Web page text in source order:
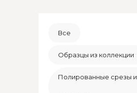
Все
Образцы из коллекции
Полированные срезы и